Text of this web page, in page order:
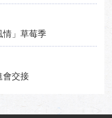
情」草莓季
會交接